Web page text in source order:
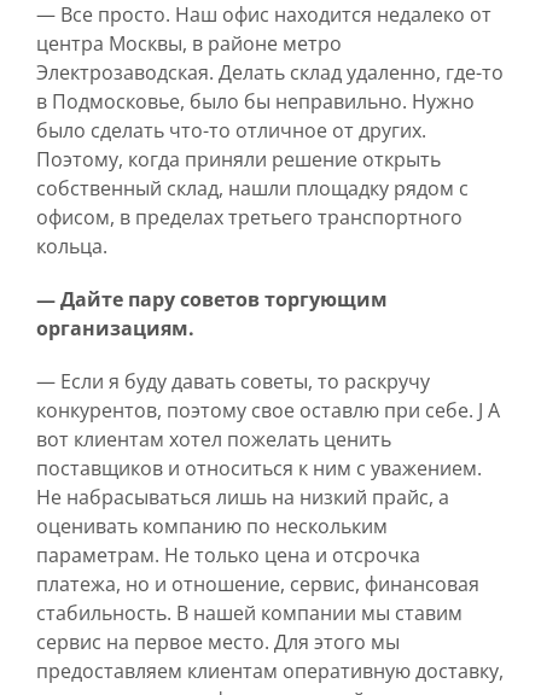
— Все просто. Наш офис находится недалеко от
центра Москвы, в районе метро
Электрозаводская. Делать склад удаленно, где-то
в Подмосковье, было бы неправильно. Нужно
было сделать что-то отличное от других.
Поэтому, когда приняли решение открыть
собственный склад, нашли площадку рядом с
офисом, в пределах третьего транспортного
кольца.
— Дайте пару советов торгующим
организациям.
— Если я буду давать советы, то раскручу
конкурентов, поэтому свое оставлю при себе. J А
вот клиентам хотел пожелать ценить
поставщиков и относиться к ним с уважением.
Не набрасываться лишь на низкий прайс, а
оценивать компанию по нескольким
параметрам. Не только цена и отсрочка
платежа, но и отношение, сервис, финансовая
стабильность. В нашей компании мы ставим
сервис на первое место. Для этого мы
предоставляем клиентам оперативную доставку,